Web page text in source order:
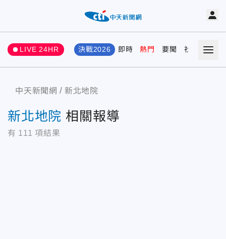
LIVE 24HR 決戰2026 即時 熱門 要聞 社會 娛樂
中天新聞網 新北地院
新北地院 相關報導
有 111 項結果